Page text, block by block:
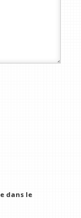
dans le